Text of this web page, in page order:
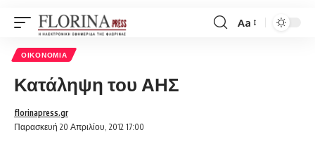
Font
Aa
ΟΙΚΟΝΟΜΊΑ
Κατάληψη του ΑΗΣ
Παρασκευή 20 Απριλίου, 2012 17:00
florinapress.gr